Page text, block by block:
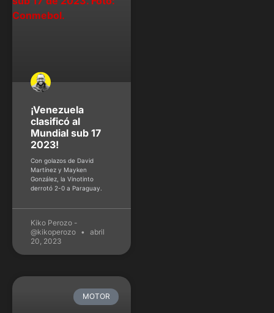
¡Venezuela
clasificó al
Mundial sub 17
2023!
Con golazos de David
Martínez y Mayken
González, la Vinotinto
derrotó 2-0 a Paraguay.
Kiko Perozo -
@kikoperozo
abril
20, 2023
MOTOR